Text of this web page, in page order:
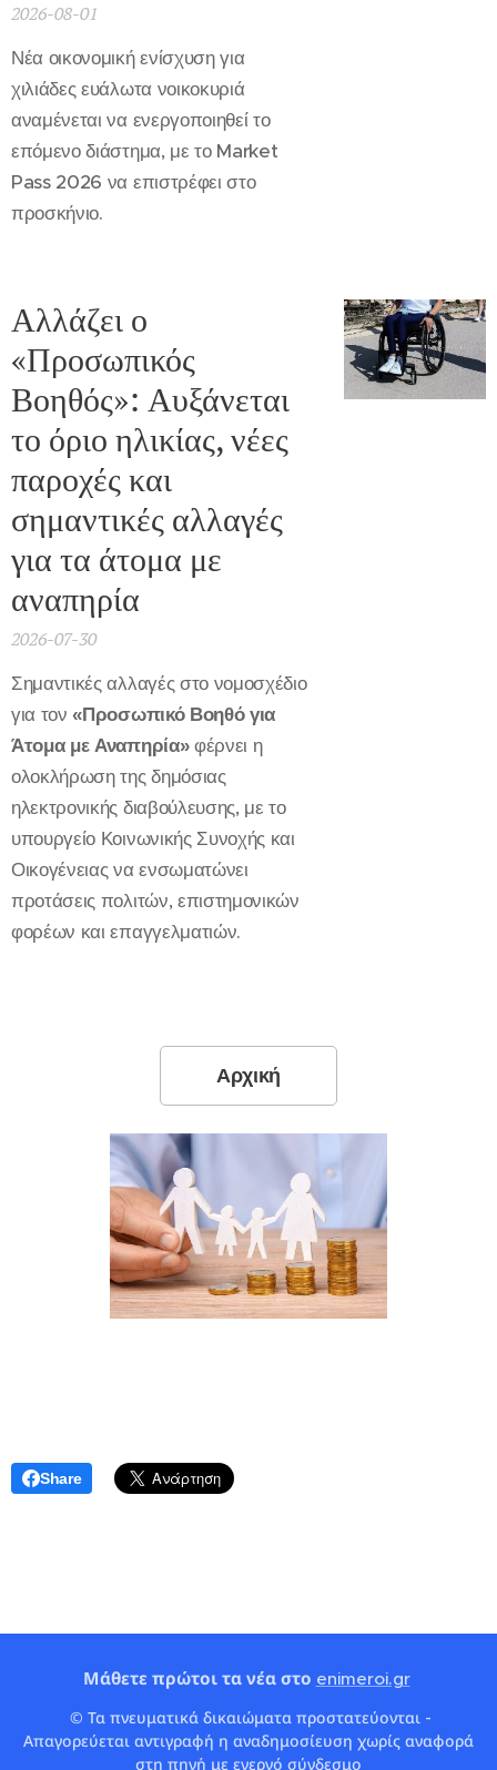
2026-08-01
Νέα οικονομική ενίσχυση για
χιλιάδες ευάλωτα νοικοκυριά
αναμένεται να ενεργοποιηθεί το
επόμενο διάστημα, με το Market
Pass 2026 να επιστρέφει στο
προσκήνιο.
Αλλάζει ο
«Προσωπικός
Βοηθός»: Αυξάνεται
το όριο ηλικίας, νέες
παροχές και
σημαντικές αλλαγές
για τα άτομα με
αναπηρία
2026-07-30
Σημαντικές αλλαγές στο νομοσχέδιο
για τον«Προσωπικό Βοηθό για
Άτομα με Αναπηρία»φέρνει η
ολοκλήρωση της δημόσιας
ηλεκτρονικής διαβούλευσης, με το
υπουργείο Κοινωνικής Συνοχής και
Οικογένειας να ενσωματώνει
προτάσεις πολιτών, επιστημονικών
φορέων και επαγγελματιών.
Αρχική
Share
Μάθετε πρώτοι τα νέα στο enimeroi.gr
© Τα πνευματικά δικαιώματα προστατεύονται -
Απαγορεύεται αντιγραφή η αναδημοσίευση χωρίς αναφορά
στη πηγή με ενεργό σύνδεσμο